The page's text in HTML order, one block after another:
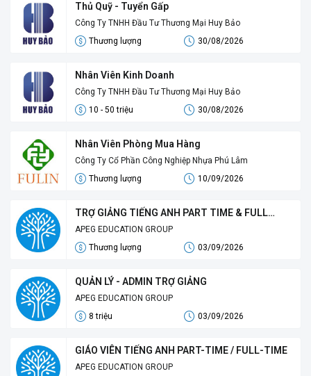
Thủ Quỹ - Tuyển Gấp
Công Ty TNHH Đầu Tư Thương Mại Huy Bảo
Thương lượng
30/08/2026
Nhân Viên Kinh Doanh
Công Ty TNHH Đầu Tư Thương Mại Huy Bảo
10 - 50 triệu
30/08/2026
Nhân Viên Phòng Mua Hàng
Công Ty Cổ Phần Công Nghiệp Nhựa Phú Lâm
Thương lượng
10/09/2026
TRỢ GIẢNG TIẾNG ANH PART TIME & FULL
TIME
APEG EDUCATION GROUP
Thương lượng
03/09/2026
QUẢN LÝ - ADMIN TRỢ GIẢNG
APEG EDUCATION GROUP
8 triệu
03/09/2026
GIÁO VIÊN TIẾNG ANH PART-TIME / FULL-TIME
APEG EDUCATION GROUP